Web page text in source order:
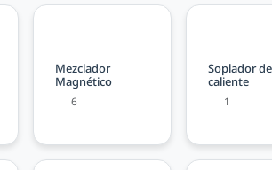
Mezclador
Magnético
6
Soplador
caliente
1